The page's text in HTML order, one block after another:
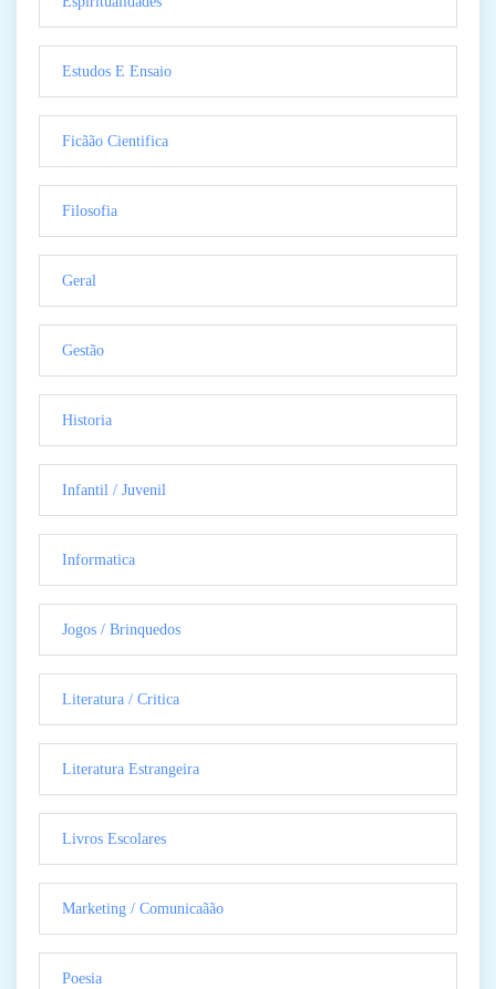
Estudos E Ensaio
Ficãão Cientifica
Filosofia
Geral
Gestão
Historia
Infantil / Juvenil
Informatica
Jogos / Brinquedos
Literatura / Critica
Literatura Estrangeira
Livros Escolares
Marketing / Comunicaãão
Poesia